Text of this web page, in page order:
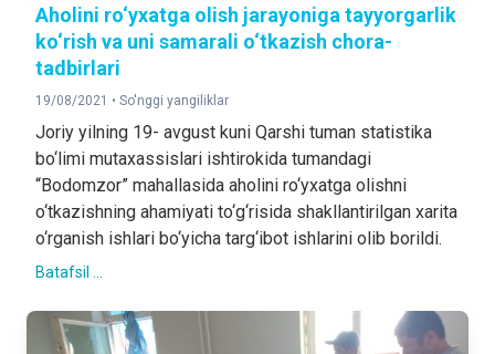
Aholini ro‘yxatga olish jarayoniga tayyorgarlik
ko‘rish va uni samarali o‘tkazish chora-
tadbirlari
19/08/2021 • So'nggi yangiliklar
Joriy yilning 19- avgust kuni Qarshi tuman statistika
bo‘limi mutaxassislari ishtirokida tumandagi
“Bodomzor” mahallasida aholini ro‘yxatga olishni
o‘tkazishning ahamiyati to‘g‘risida shakllantirilgan xarita
o‘rganish ishlari bo‘yicha targ‘ibot ishlarini olib borildi.
Batafsil ...